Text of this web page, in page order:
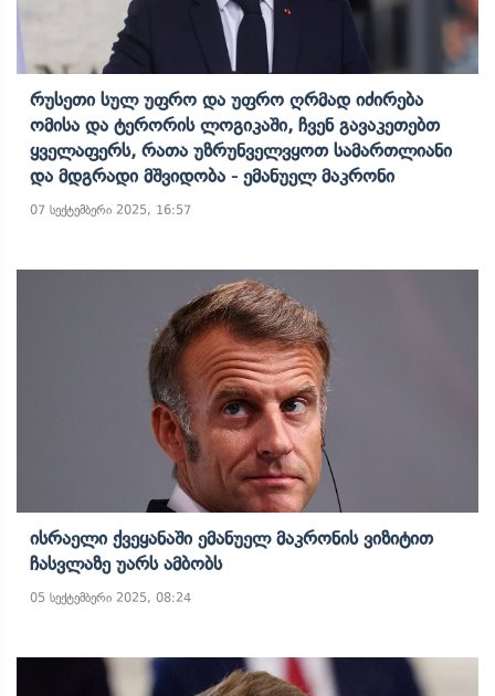
Რუსეთი Სულ Უფრო Და Უფრო Ღრმად Იძირება
Ომისა Და Ტერორის Ლოგიკაში, Ჩვენ Გავაკეთებთ
Ყველაფერს, Რათა Უზრუნველვყოთ Სამართლიანი
Და Მდგრადი Მშვიდობა - Ემანუელ Მაკრონი
07 სექტემბერი 2025, 16:57
Ისრაელი Ქვეყანაში Ემანუელ Მაკრონის Ვიზიტით
Ჩასვლაზე Უარს Ამბობს
05 სექტემბერი 2025, 08:24